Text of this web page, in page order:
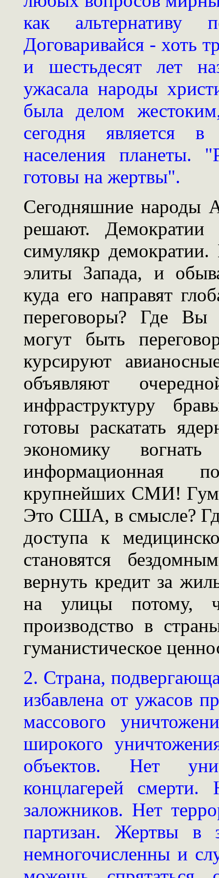
как альтернативу
Договаривайся - хоть
и шестьдесят лет
ужасала народы
была делом
сегодня является
населения
готовы на жертвы".
Сегодняшние народы
решают. Демократии
симулякр
элиты Запада, и
куда его направят
переговоры? Где Вы
могут быть
курсируют
объявляют
инфраструктуру
готовы раскатать
экономику
информационная
крупнейших СМИ!
Это США, в смысле?
доступа к
становятся
вернуть кредит за
на улицы потому,
производство в
гуманистическое
2. Страна,
избавлена от ужасов
массового
широкого
объектов. Нет
концлагерей
заложников. Нет
партизан. Жертвы в
немногочисленны и